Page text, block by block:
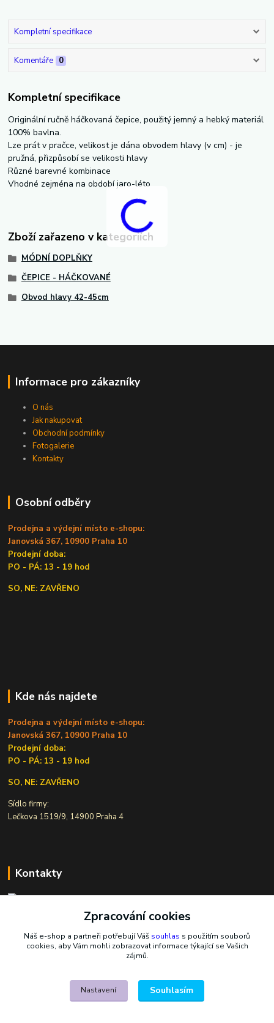
Kompletní specifikace
Komentáře 0
Kompletní specifikace
Originální ručně háčkovaná čepice, použitý jemný a hebký materiál
100% bavlna.
Lze prát v pračce, velikost je dána obvodem hlavy (v cm) - je
pružná, přizpůsobí se velikosti hlavy
Různé barevné kombinace
Vhodné zejména na období jaro-léto
Zboží zařazeno v kategoriích
MÓDNÍ DOPLŇKY
ČEPICE - HÁČKOVANÉ
Obvod hlavy 42-45cm
Informace pro zákazníky
O nás
Jak nakupovat
Obchodní podmínky
Fotogalerie
Kontakty
Osobní odběry
Prodejna a výdejní místo e-shopu:
Janovská 367, 10900 Praha 10
Prodejní doba:
PO - PÁ: 13 - 19 hod
SO, NE: ZAVŘENO
Kde nás najdete
Prodejna a výdejní místo e-shopu:
Janovská 367, 10900 Praha 10
Prodejní doba:
PO - PÁ: 13 - 19 hod
SO, NE: ZAVŘENO
Sídlo firmy:
Lečkova 1519/9, 14900 Praha 4
Kontakty
Ivana Šiková
+420 607 146 238
Po-Pá, 8-18 hod.
Zpracování cookies
Náš e-shop a partneři potřebují Váš souhlas s použitím souborů
cookies, aby Vám mohli zobrazovat informace týkající se Vašich
zájmů.
Nastavení Souhlasím